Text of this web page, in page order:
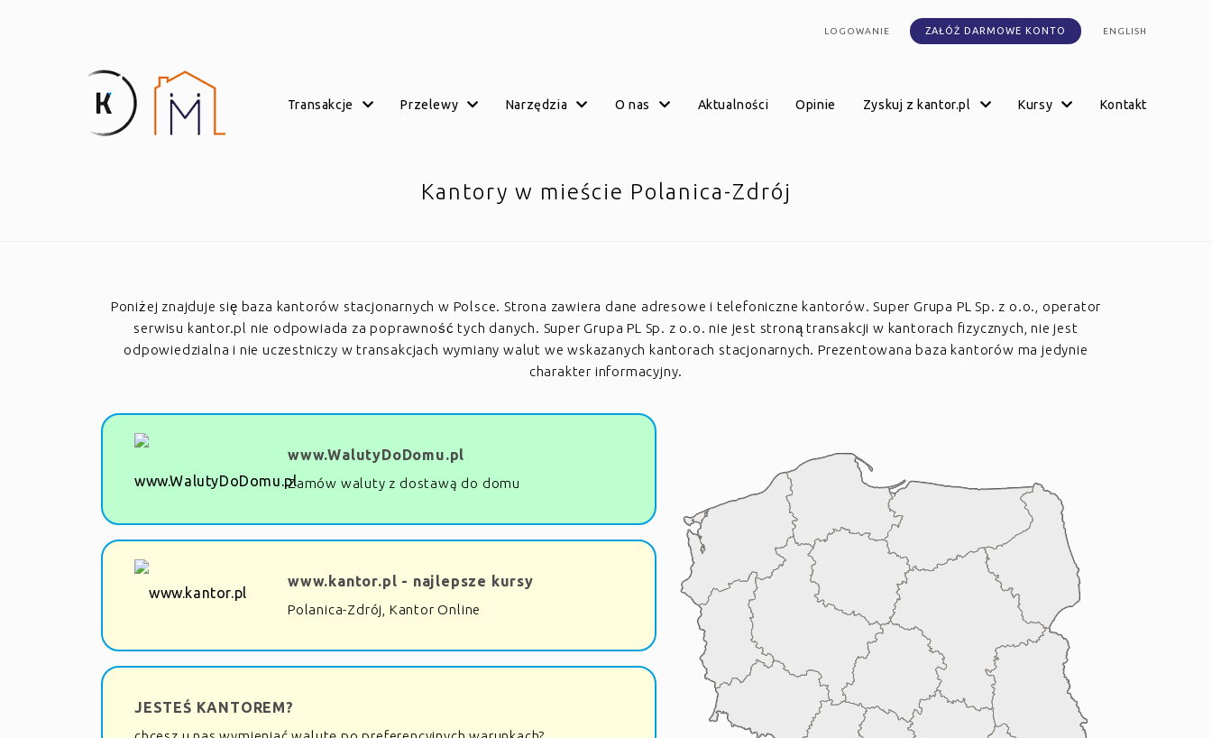
LOGOWANIE ZAŁÓŻ DARMOWE KONTO ENGLISH
transakcje przelewy narzędzia o nas aktualności opinie zyskuj z kantor.pl kursy kontakt
Kantory w mieście Polanica-Zdrój
Poniżej znajduje się baza kantorów stacjonarnych w Polsce. Strona zawiera dane adresowe i telefoniczne kantorów. Super Grupa PL Sp. z o.o., operator
serwisu kantor.pl nie odpowiada za poprawność tych danych. Super Grupa PL Sp. z o.o. nie jest stroną transakcji w kantorach fizycznych, nie jest
odpowiedzialna i nie uczestniczy w transakcjach wymiany walut we wskazanych kantorach stacjonarnych. Prezentowana baza kantorów ma jedynie
charakter informacyjny.
www.WalutyDoDomu.pl
Zamów waluty z dostawą do domu
www.kantor.pl - najlepsze kursy
Polanica-Zdrój, Kantor Online
JESTEŚ KANTOREM?